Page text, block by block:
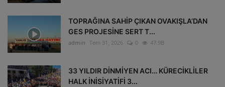
TOPRAĞINA SAHİP ÇIKAN OVAKIŞLA’DAN
GES PROJESİNE SERT T...
admin Tem 31, 2026 0 47.9B
33 YILDIR DİNMİYEN ACI… KÜRECİKLİLER
HALK İNİSİYATİFİ 3...